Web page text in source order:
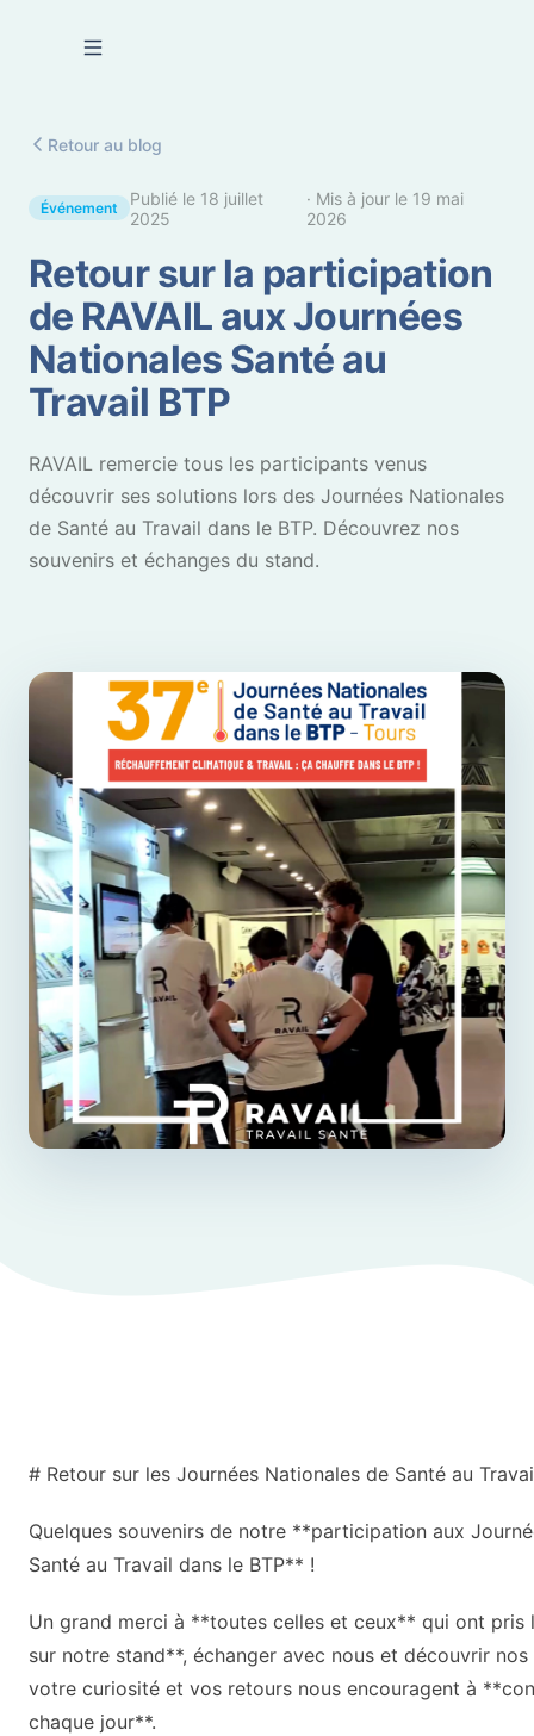
Retour au blog
Événement Publié le 18 juillet
2025
· Mis à jour le 19 mai
2026
Retour sur la participation
de RAVAIL aux Journées
Nationales Santé au
Travail BTP
RAVAIL remercie tous les participants venus
découvrir ses solutions lors des Journées Nationales
de Santé au Travail dans le BTP. Découvrez nos
souvenirs et échanges du stand.
# Retour sur les Journées Nationales de Santé au
Quelques souvenirs de notre **participation aux
Santé au Travail dans le BTP** !
Un grand merci à **toutes celles et ceux** qui ont pris
sur notre stand**, échanger avec nous et découvrir
votre curiosité et vos retours nous encouragent à
chaque jour**.